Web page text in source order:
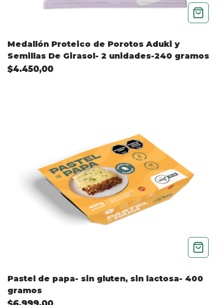
Medallón Proteico de Porotos Aduki y
Semillas De Girasol- 2 unidades-240 gramos
$4.450,00
Pastel de papa- sin gluten, sin lactosa- 400
gramos